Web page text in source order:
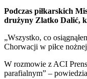
Podczas piłkarskich
drużyny Zlatko Dalić,
„Wszystko, co
Chorwacji w piłce
W rozmowie z ACI
parafialnym” –